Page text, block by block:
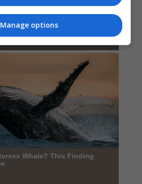
Manage options